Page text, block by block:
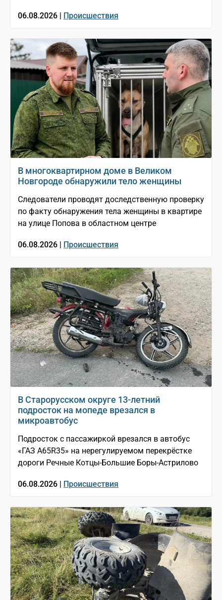
06.08.2026 | Происшествия
В многоквартирном доме в Великом
Новгороде обнаружили тело женщины
Следователи проводят доследственную проверку
по факту обнаружения тела женщины в квартире
на улице Попова в областном центре
06.08.2026 | Происшествия
В Старорусском округе 13-летний
подросток на мопеде врезался в
микроавтобус
Подросток с пассажиркой врезался в автобус
«ГАЗ A65R35» на нерегулируемом перекрёстке
дороги Речные Котцы-Большие Боры-Астрилово
06.08.2026 | Происшествия